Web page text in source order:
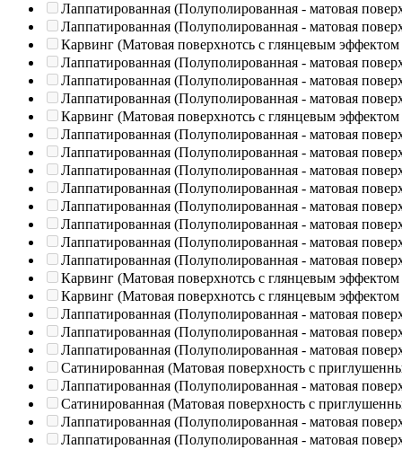
Лаппатированная (Полуполированная - матовая
Лаппатированная (Полуполированная - матовая
Карвинг (Матовая поверхнотсь с глянцевым эффектом
Лаппатированная (Полуполированная - матовая
Лаппатированная (Полуполированная - матовая
Лаппатированная (Полуполированная - матовая
Карвинг (Матовая поверхнотсь с глянцевым эффектом
Лаппатированная (Полуполированная - матовая
Лаппатированная (Полуполированная - матовая
Лаппатированная (Полуполированная - матовая
Лаппатированная (Полуполированная - матовая
Лаппатированная (Полуполированная - матовая
Лаппатированная (Полуполированная - матовая
Лаппатированная (Полуполированная - матовая
Лаппатированная (Полуполированная - матовая
Карвинг (Матовая поверхнотсь с глянцевым эффектом
Карвинг (Матовая поверхнотсь с глянцевым эффектом
Лаппатированная (Полуполированная - матовая
Лаппатированная (Полуполированная - матовая
Лаппатированная (Полуполированная - матовая
Сатинированная (Матовая поверхность с
Лаппатированная (Полуполированная - матовая
Сатинированная (Матовая поверхность с
Лаппатированная (Полуполированная - матовая
Лаппатированная (Полуполированная - матовая